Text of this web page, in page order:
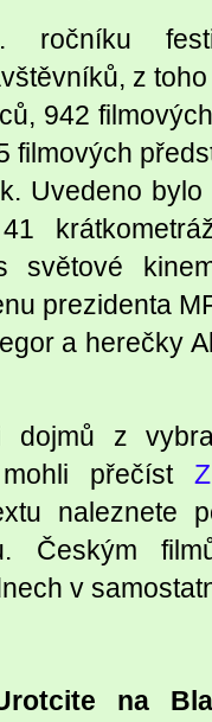
ročníku
z
942
filmových
Uvedeno
světové
prezidenta
a herečky
dojmů z
přečíst
naleznete
Českým
v
na